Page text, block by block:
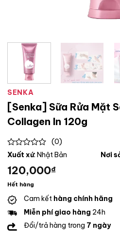
SENKA
[Senka] Sữa Rửa Mặt
Collagen In 120g
0
of
5
(0)
Xuất xứ: Nhật Bản Nơi
120,000₫
Hết hàng
Cam kết hàng chính hãng
Miễn phí giao hàng 24h
Đổi/trả hàng trong 7 ngày